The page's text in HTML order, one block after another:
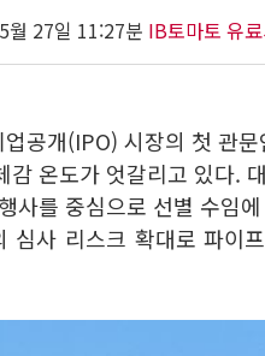
월 27일 11:27분 IB토마토 유
공개(IPO) 시장의 첫 관
감 온도가 엇갈리고 있다.
사를 중심으로 선별 수임
심사 리스크 확대로 파이